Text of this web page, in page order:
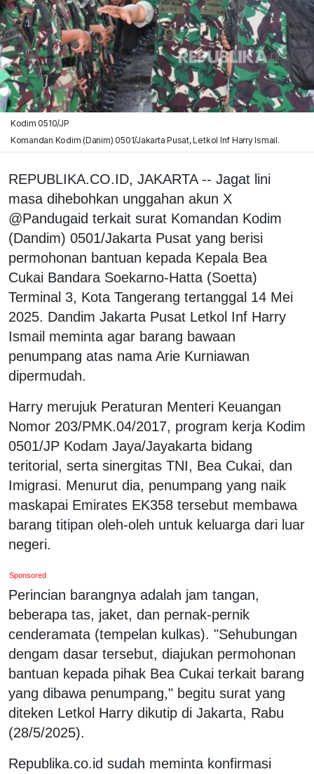
Kodim 0510/JP
Komandan Kodim (Danim) 0501/Jakarta Pusat, Letkol Inf Harry Ismail.
REPUBLIKA.CO.ID, JAKARTA -- Jagat lini
masa dihebohkan unggahan akun X
@Pandugaid terkait surat Komandan Kodim
(Dandim) 0501/Jakarta Pusat yang berisi
permohonan bantuan kepada Kepala Bea
Cukai Bandara Soekarno-Hatta (Soetta)
Terminal 3, Kota Tangerang tertanggal 14 Mei
2025. Dandim Jakarta Pusat Letkol Inf Harry
Ismail meminta agar barang bawaan
penumpang atas nama Arie Kurniawan
dipermudah.
Harry merujuk Peraturan Menteri Keuangan
Nomor 203/PMK.04/2017, program kerja Kodim
0501/JP Kodam Jaya/Jayakarta bidang
teritorial, serta sinergitas TNI, Bea Cukai, dan
Imigrasi. Menurut dia, penumpang yang naik
maskapai Emirates EK358 tersebut membawa
barang titipan oleh-oleh untuk keluarga dari luar
negeri.
Sponsored
Perincian barangnya adalah jam tangan,
beberapa tas, jaket, dan pernak-pernik
cenderamata (tempelan kulkas). "Sehubungan
dengam dasar tersebut, diajukan permohonan
bantuan kepada pihak Bea Cukai terkait barang
yang dibawa penumpang," begitu surat yang
diteken Letkol Harry dikutip di Jakarta, Rabu
(28/5/2025).
Republika.co.id sudah meminta konfirmasi